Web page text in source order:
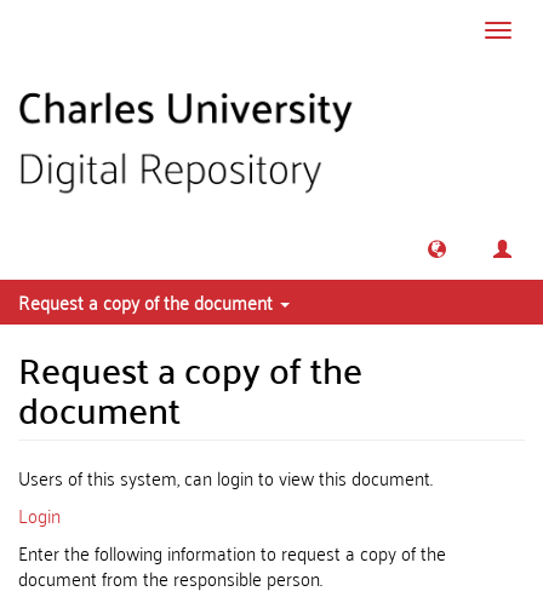
Request a copy of the document
Request a copy of the
document
Users of this system, can login to view this document.
Login
Enter the following information to request a copy of the
document from the responsible person.